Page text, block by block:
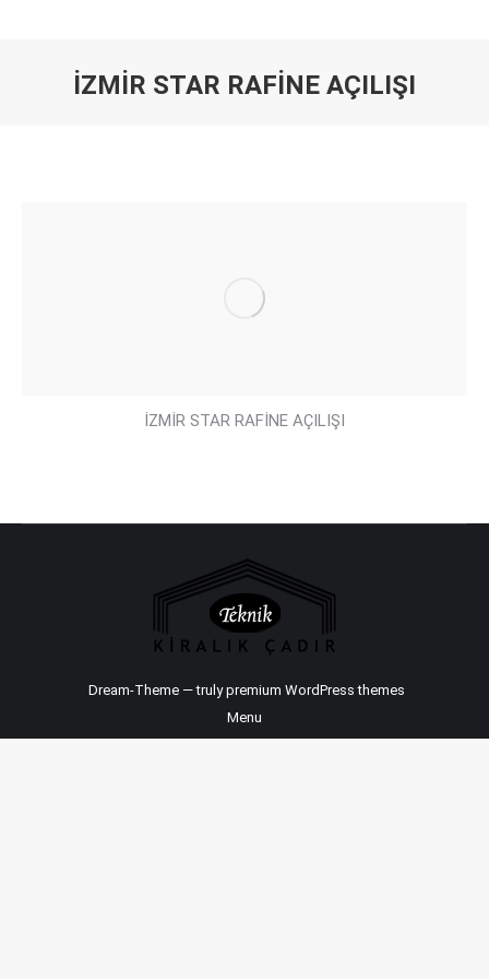
İZMİR STAR RAFİNE AÇILIŞI
İZMİR STAR RAFİNE AÇILIŞI
Dream-Theme — trulypremium WordPress themes
Menu